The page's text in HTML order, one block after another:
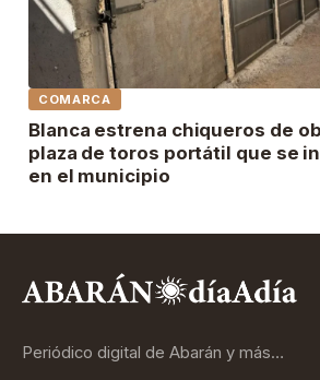
COMARCA
Blanca estrena chiqueros de
plaza de toros portátil que se
en el municipio
Periódico digital de Abarán y más…